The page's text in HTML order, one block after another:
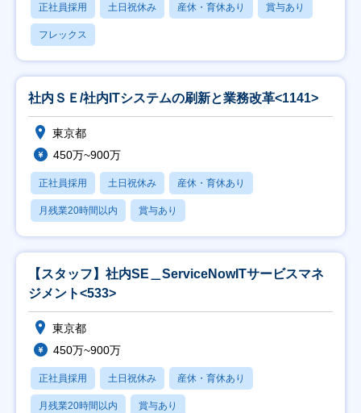
正社員採用 土日祝休み 産休・育休あり 賞与あり
フレックス
社内ＳＥ/社内ITシステムの刷新と業務改革<1141>
東京都
450万~900万
正社員採用 土日祝休み 産休・育休あり
月残業20時間以内 賞与あり
【スタッフ】社内SE＿ServiceNowITサービスマネ
ジメント<533>
東京都
450万~900万
正社員採用 土日祝休み 産休・育休あり
月残業20時間以内 賞与あり